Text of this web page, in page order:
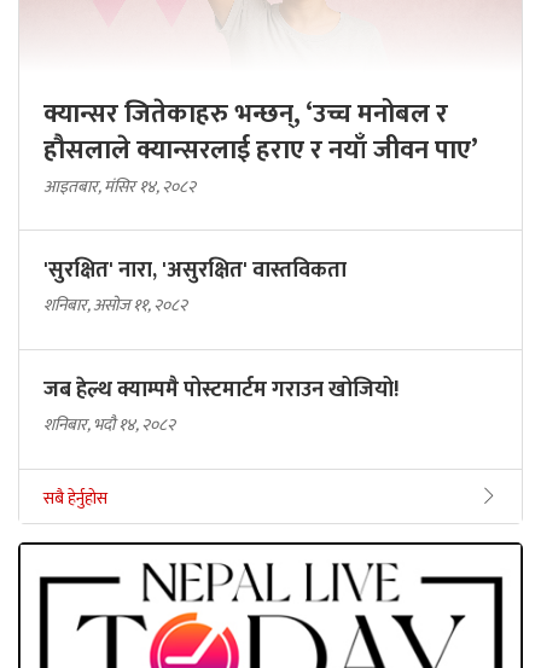
क्यान्सर जितेकाहरु भन्छन्, ‘उच्च मनोबल र
हौसलाले क्यान्सरलाई हराए र नयाँ जीवन पाए’
आइतबार, मंसिर १४, २०८२
'सुरक्षित' नारा, 'असुरक्षित' वास्तविकता
शनिबार, असोज ११, २०८२
जब हेल्थ क्याम्पमै पोस्टमार्टम गराउन खोजियो!
शनिबार, भदौ १४, २०८२
सबै हेर्नुहोस